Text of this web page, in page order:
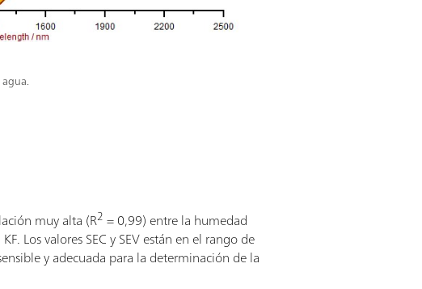
muy alta (R2 = 0,99) entre la humedad
Los valores SEC y SEV están en el rango de
y adecuada para la determinación de la